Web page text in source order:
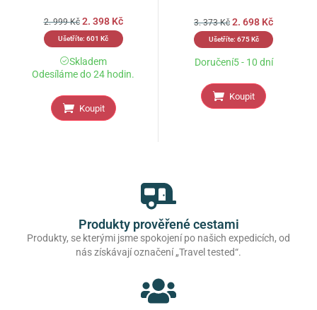
2. 999Kč 2. 398 Kč
Ušetříte: 601 Kč
Skladem
Odesíláme do 24 hodin.
Koupit
3. 373Kč 2. 698 Kč
Ušetříte: 675Kč
Doručení5 - 10 dní
Koupit
Produkty prověřené cestami
Produkty, se kterými jsme spokojení po našich expedicích, od
nás získávají označení „Travel tested“.